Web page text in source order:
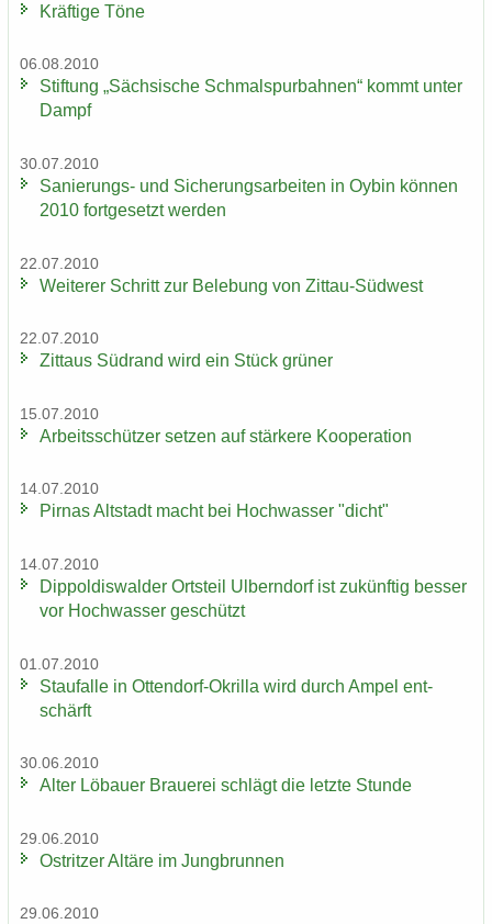
Kräf­ti­ge Töne
06.08.2010
Stif­tung „Säch­si­sche Schmal­spur­bah­nen“ kommt unter
Dampf
30.07.2010
Sanierungs-​ und Si­che­rungs­ar­bei­ten in Oybin kön­nen
2010 fort­ge­setzt wer­den
22.07.2010
Wei­te­rer Schritt zur Be­le­bung von Zittau-​Südwest
22.07.2010
Zit­taus Süd­rand wird ein Stück grü­ner
15.07.2010
Ar­beits­schüt­zer set­zen auf stär­ke­re Ko­ope­ra­ti­on
14.07.2010
Pirnas Alt­stadt macht bei Hoch­was­ser "dicht"
14.07.2010
Di­ppol­dis­wal­der Orts­teil Ulb­ern­dorf ist zu­künf­tig bes­ser
vor Hoch­was­ser ge­schützt
01.07.2010
Stau­f­al­le in Ottendorf-​Okrilla wird durch Ampel ent­
schärft
30.06.2010
Alter Lö­bau­er Braue­rei schlägt die letz­te Stun­de
29.06.2010
Ost­rit­zer Al­tä­re im Jung­brun­nen
29.06.2010